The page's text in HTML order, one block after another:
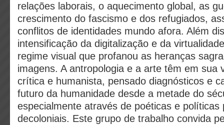
relações laborais, o aquecimento global, as
crescimento do fascismo e dos refugiados,
conflitos de identidades mundo afora. Além
intensificação da digitalização e da
regime visual que profanou as heranças
imagens. A antropologia e a arte têm em sua
crítica e humanista, pensado diagnósticos e
futuro da humanidade desde a metade do
especialmente através de poéticas e políticas
decoloniais. Este grupo de trabalho convida